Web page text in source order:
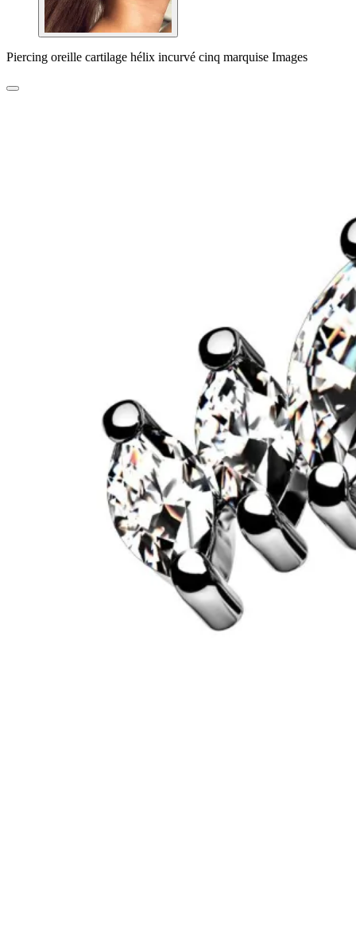
Piercing oreille cartilage hélix incurvé cinq marquise Images